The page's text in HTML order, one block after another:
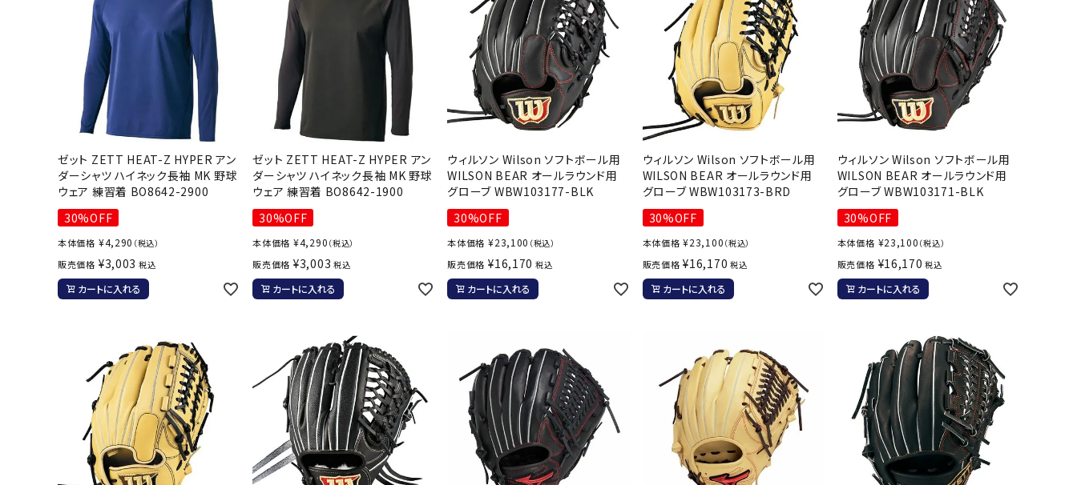
インナーグローブ（守備用手袋）
その他手袋
バッグ・ケース
メンテナンス用品
ソックス・ストッキング
その他アクセサリー
バトミントン
バドミントンラケット
バドミントンシューズ
バドミントンウェア
シャトル
バッグ
ソックス
その他アクセサリー
卓球
卓球ラケット
卓球シューズ
卓球ウェア
ボール（卓球）
卓球台
バスケットボール
バスケットボールシューズ
レプリカウェア・グッズ
ボール（バスケットボール）
ボール用品（バスケットボール）
その他アクセサリー
バレーボール
バレーボールシューズ
バレーボール用サポーター
ボール（バレーボール）
ボール用品（バレーボール）
その他アクセサリー
ハンドボール
ハンドボールシューズ
ラグビー
ラグビースパイク・シューズ
スイム・競泳
競泳水着・練習水着
ランニング
メンズランニングシューズ
グシューズ
ジュニアサッカー・フットサルト
レーニングシューズ
野球スパイク・シューズ
少年野球スパイク・シューズ
バスケットボールシューズ
バレーボールシューズ
テニスシューズ
フィットネスシューズ
陸上スパイク・シューズ
ハンドボールシューズ
ウォーキング・トレッキングシュ
トレーニング・ジム・カジュアル
キッズカジュアル
スイム・競泳
その他バッグ
ラグビーソックス
トレーニング・ジム・カジュアル
DESC
ENTE
FINTA
Foxfir
e
gol.
GOSE
N
HEAD
HELLY
HANS
HOKA
hum
mel
JFIT
le coq
sporti
LI-
LUXIL
LUZeS
mand
Marbl
Marm
MIKAN
O
MIKAS
ミツハ
シオリ
ジナル
MIZUN
molte
n
MTG
プライバシーポリシー
ゼット ZETT HEAT-Z HYPER アン
ダーシャツ ハイネック長袖 MK 野球
ウェア 練習着 BO8642-2900
30%OFF
本体価格 ¥4,290 （税込）
販売価格 ¥3,003 税込
カートに入れる
ゼット ZETT HEAT-Z HYPER アン
ダーシャツ ハイネック長袖 MK 野球
ウェア 練習着 BO8642-1900
30%OFF
本体価格 ¥4,290 （税込）
販売価格 ¥3,003 税込
カートに入れる
ウィルソン Wilson ソフトボール用
WILSON BEAR オールラウンド用
グローブ WBW103177-BLK
30%OFF
本体価格 ¥23,100 （税込）
販売価格 ¥16,170 税込
カートに入れる
ウィルソン Wilson ソフトボール用
WILSON BEAR オールラウンド用
グローブ WBW103173-BRD
30%OFF
本体価格 ¥23,100 （税込）
販売価格 ¥16,170 税込
カートに入れる
ウィルソン Wilson ソフトボール用
WILSON BEAR オールラウンド用
グローブ WBW103171-BLK
30%OFF
本体価格 ¥23,100 （税込）
販売価格 ¥16,170 税込
カートに入れる